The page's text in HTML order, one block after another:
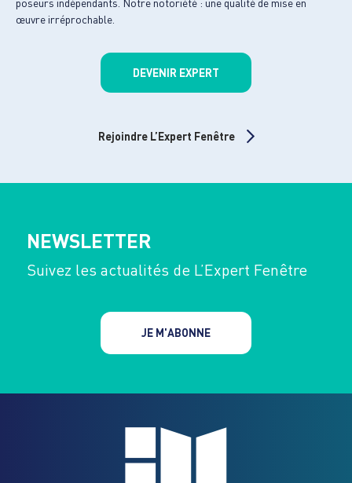
poseurs indépendants. Notre notoriété : une qualité de mise en
œuvre irréprochable.
DEVENIR EXPERT
Rejoindre L’Expert Fenêtre
NEWSLETTER
Suivez les actualités de L’Expert Fenêtre
JE M'ABONNE